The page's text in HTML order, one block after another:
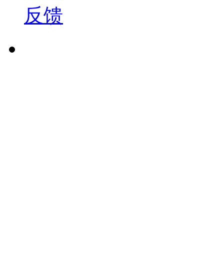
2026-05-06 12:00
反馈